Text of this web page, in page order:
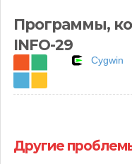
Программы,
INFO-29
Cygwin
Другие